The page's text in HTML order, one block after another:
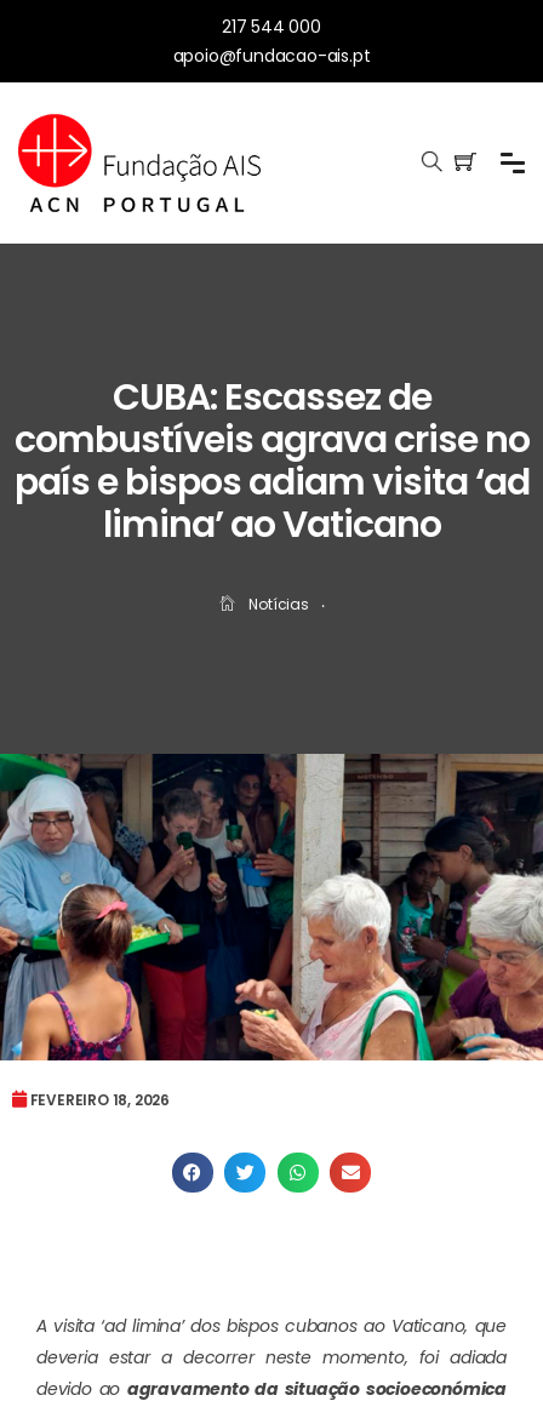
217 544 000
apoio@fundacao-ais.pt
CUBA: Escassez de
combustíveis agrava crise no
país e bispos adiam visita ‘ad
limina’ ao Vaticano
Notícias ‧
FEVEREIRO 18, 2026
A visita ‘ad limina’ dos bispos cubanos ao Vaticano, que
deveria estar a decorrer neste momento, foi adiada
devido ao agravamento da situação socioeconómica